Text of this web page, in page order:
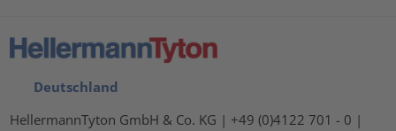
Deutschland
HellermannTyton GmbH & Co. KG | +49 (0)4122 701 - 0 |